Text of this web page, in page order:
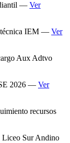
— Ver
técnica IEM — Ver
Aux Adtvo
2026 — Ver
recursos
Sur Andino